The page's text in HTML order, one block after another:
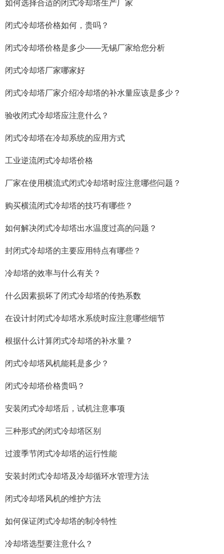
如何选择合适的闭式冷却塔生产厂家
闭式冷却塔价格如何，贵吗？
闭式冷却塔价格是多少——无锡厂家给您分析
闭式冷却塔厂家哪家好
闭式冷却塔厂家介绍冷却塔的补水量应该是多少？
验收闭式冷却塔应注意什么？
闭式冷却塔在冷却系统的应用方式
工业逆流闭式冷却塔价格
厂家在使用横流式闭式冷却塔时应注意哪些问题？
购买横流闭式冷却塔的技巧有哪些？
如何解决闭式冷却塔出水温度过高的问题？
封闭式冷却塔的主要应用特点有哪些？
冷却塔的效率与什么有关？
什么因素损坏了闭式冷却塔的传热系数
在设计封闭式冷却塔水系统时应注意哪些细节
根据什么计算闭式冷却塔的补水量？
闭式冷却塔风机能耗是多少？
闭式冷却塔价格贵吗？
安装闭式冷却塔后，试机注意事项
三种形式的闭式冷却塔区别
过渡季节闭式冷却塔的运行性能
安装封闭式冷却塔及冷却循环水管理方法
闭式冷却塔风机的维护方法
如何保证闭式冷却塔的制冷特性
冷却塔选型要注意什么？